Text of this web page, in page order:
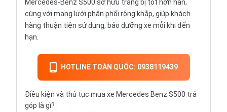
Mercedes-Benz S500 sở hữu trang bị tốt hơn hẳn,
cùng với mạng lưới phân phối rộng khắp, giúp khách
hàng thuận tiện sử dụng, bảo dưỡng xe mỗi khi đến
hạn.
HOTLINE TOÀN QUỐC: 0938119439
Điều kiện và thủ tục mua xe Mercedes Benz S500 trả
góp là gì?